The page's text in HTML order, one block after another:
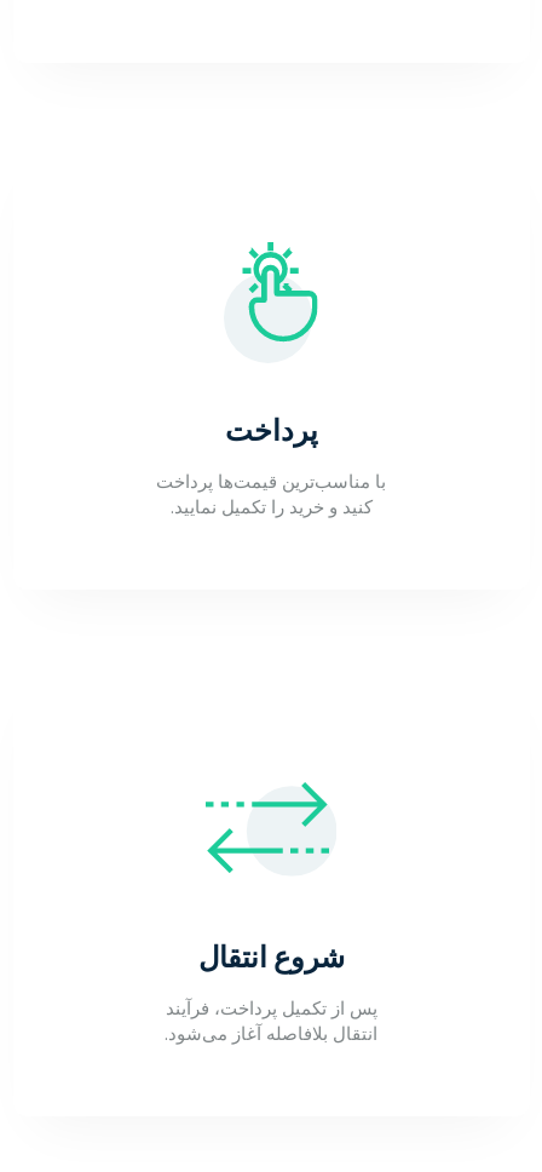
پرداخت
با مناسب‌ترین قیمت‌ها پرداخت
کنید و خرید را تکمیل نمایید.
شروع انتقال
پس از تکمیل پرداخت، فرآیند
انتقال بلافاصله آغاز می‌شود.